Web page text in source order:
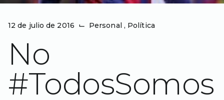
12 de julio de 2016 ⌙ Personal , Política
No
#TodosSomos